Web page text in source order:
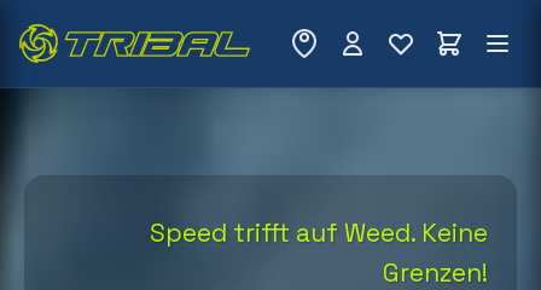
Speed trifft auf Weed. Keine
Grenzen!